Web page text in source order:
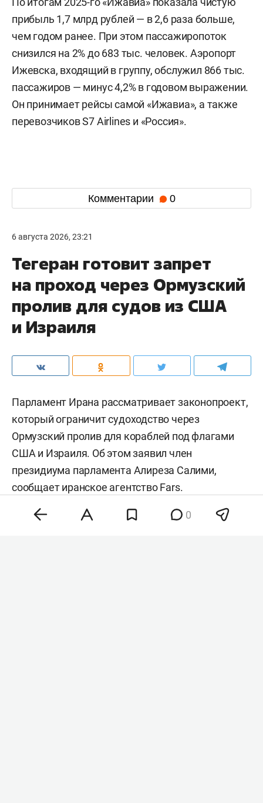
прибыль 1,7 млрд рублей — в 2,6 раза больше,
чем годом ранее. При этом пассажиропоток
снизился на 2% до 683 тыс. человек. Аэропорт
Ижевска, входящий в группу, обслужил 866 тыс.
пассажиров — минус 4,2% в годовом выражении.
Он принимает рейсы самой «Ижавиа», а также
перевозчиков S7 Airlines и «Россия».
Комментарии 0
6 августа 2026, 23:21
Тегеран готовит запрет
на проход через Ормузский
пролив для судов из США
и Израиля
Парламент Ирана рассматривает законопроект,
который ограничит судоходство через
Ормузский пролив для кораблей под флагами
США и Израиля. Об этом заявил член
президиума парламента Алиреза Салими,
сообщает иранское агентствоFars.
0